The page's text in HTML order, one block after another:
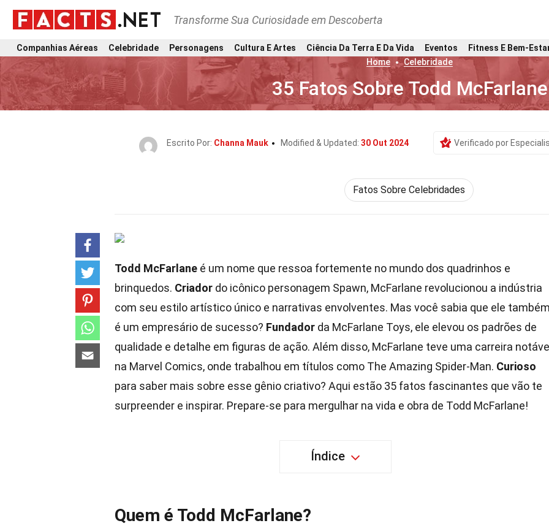
Transforme Sua Curiosidade em Descoberta
Companhias Aéreas Celebridade Personagens Cultura E Artes Ciência Da Terra E Da Vida Eventos
Fitness E Bem-
Home
Celebridade
35 Fatos Sobre Todd McFarlane
Escrito Por: Channa Mauk Modified & Updated: 30 Out 2024 Verificado por
Fatos Sobre Celebridades
Todd McFarlane é um nome que ressoa fortemente no mundo dos quadrinhos e
brinquedos. Criador do icônico personagem Spawn, McFarlane revolucionou a indústria
com seu estilo artístico único e narrativas envolventes. Mas você sabia que ele
é um empresário de sucesso? Fundador da McFarlane Toys, ele elevou os padrões de
qualidade e detalhe em figuras de ação. Além disso, McFarlane teve uma carreira
na Marvel Comics, onde trabalhou em títulos como The Amazing Spider-Man. Curioso
para saber mais sobre esse gênio criativo? Aqui estão 35 fatos fascinantes que vão te
surpreender e inspirar. Prepare-se para mergulhar na vida e obra de Todd McFarlane!
Índice
Quem é Todd McFarlane?